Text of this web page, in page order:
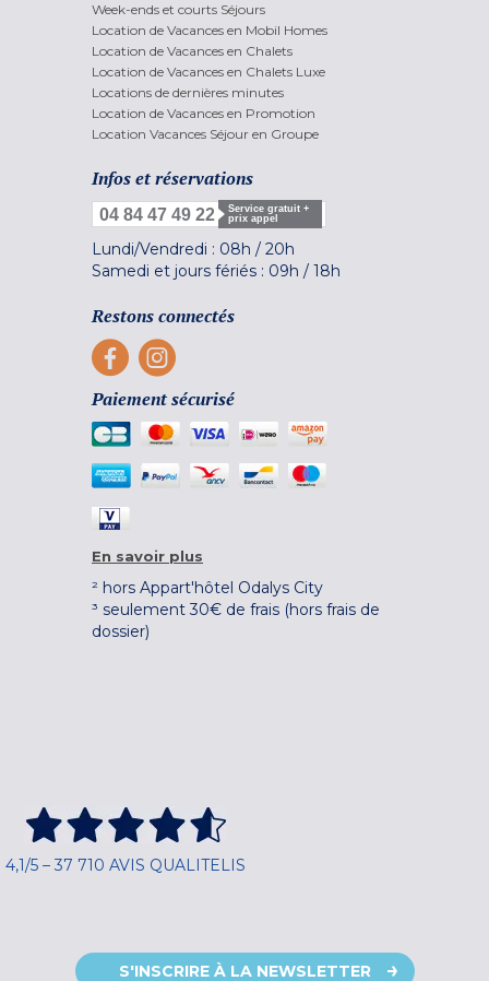
Week-ends et courts Séjours
Location de Vacances en Mobil Homes
Location de Vacances en Chalets
Location de Vacances en Chalets Luxe
Locations de dernières minutes
Location de Vacances en Promotion
Location Vacances Séjour en Groupe
Infos et réservations
04 84 47 49 22
Service gratuit +
prix appel
Lundi/Vendredi : 08h / 20h
Samedi et jours fériés : 09h / 18h
Restons connectés
Paiement sécurisé
En savoir plus
² hors Appart'hôtel Odalys City
³ seulement 30€ de frais (hors frais de
dossier)
4,1/5 – 37 710 AVIS QUALITELIS
S'INSCRIRE À LA NEWSLETTER